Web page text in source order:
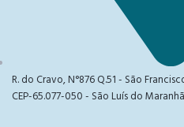
R. do Cravo, N°876 Q.51 - São
CEP-65.077-050 - São Luís do